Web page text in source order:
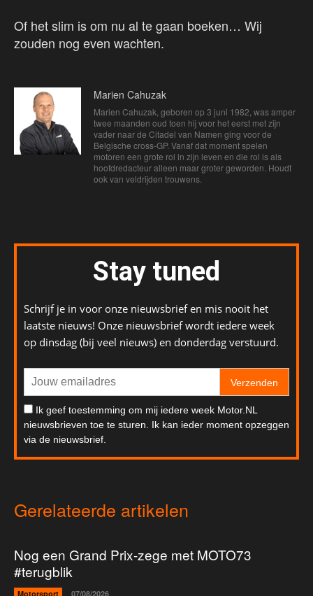
Of het slim is om nu al te gaan boeken… Wij
zouden nog even wachten.
Marien Cahuzak
Marien Cahuzak, geboren op 3 juni 1982, was amper
twee maanden oud toen hij voor het eerst met zijn
vader naar de Citadel van Namen ging voor de
Belgische cross-GP. Vanaf dat moment spelen
motoren een grote rol in zijn leven en die rol is als
hoofdredacteur alleen maar groter geworden. Houdt
ook van veldrijden trouwens.
Stay tuned
Schrijf je in voor onze nieuwsbrief en mis nooit het
laatste nieuws! Onze nieuwsbrief wordt iedere week
op dinsdag (bij veel nieuws) en donderdag verstuurd.
Verzenden
Ik geef toestemming om mij iedere week Motor.NL
nieuwsbrieven toe te sturen. Ik kan ieder moment opzeggen
via de nieuwsbrief.
Gerelateerde artikelen
Nog een Grand Prix-zege met MOTO73
#terugblik
Motorsport 07/08/2026